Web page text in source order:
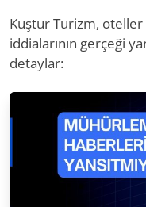
Kuştur Turizm, oteller
iddialarının gerçeği
detaylar: